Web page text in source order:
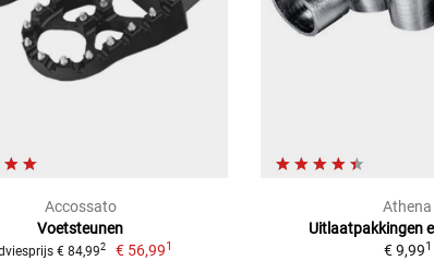
Accossato
Voetsteunen
€ 84,992 € 56,991
Athena
Uitlaatpakkingen
€ 9,991